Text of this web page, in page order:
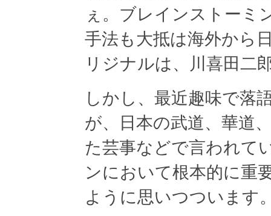
ぇ。ブレインストーミ
手法も大抵は海外から
リジナルは、川喜田二
しかし、最近趣味で落
が、日本の武道、華道
た芸事などで言われて
ンにおいて根本的に重
ように思いつついます